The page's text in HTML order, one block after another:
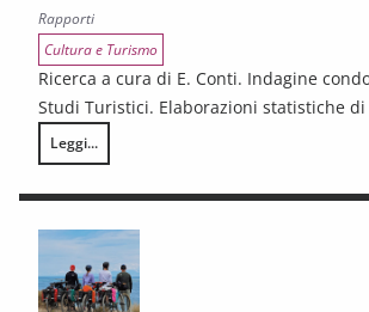
Rapporti
Cultura e Turismo
Ricerca a cura di E. Conti. Indagine
Studi Turistici. Elaborazioni statistiche
Leggi...
La domanda turistica in Toscana nel 2025